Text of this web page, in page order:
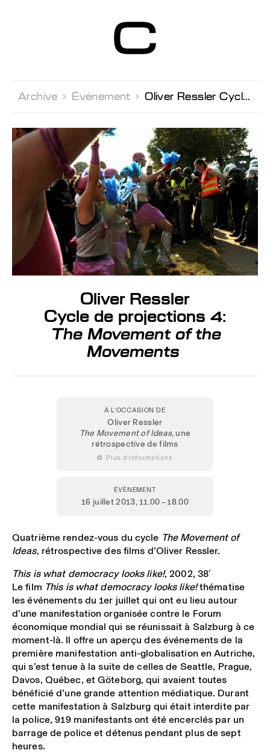
Contemporain
Genève
Archive  Évènement  Oliver Ressler Cycle de projections 4:
Oliver Ressler
Cycle de projections 4:
The Movement of the
Movements
À L’OCCASION DE
Oliver Ressler
The Movement of Ideas, une
rétrospective de films
 Plus d’informations
ÉVÈNEMENT
16 juillet 2013, 11.00 – 18.00
Quatrième rendez-vous du cycle The Movement of
Ideas, rétrospective des films d’Oliver Ressler.
This is what democracy looks like!, 2002, 38′
Le film This is what democracy looks like!thématise
les événements du 1er juillet qui ont eu lieu autour
d’une manifestation organisée contre le Forum
économique mondial qui se réunissait à Salzburg à ce
moment-là. Il offre un aperçu des événements de la
première manifestation anti-globalisation en Autriche,
qui s’est tenue à la suite de celles de Seattle, Prague,
Davos, Québec, et Göteborg, qui avaient toutes
bénéficié d’une grande attention médiatique. Durant
cette manifestation à Salzburg qui était interdite par
la police, 919 manifestants ont été encerclés par un
barrage de police et détenus pendant plus de sept
heures.